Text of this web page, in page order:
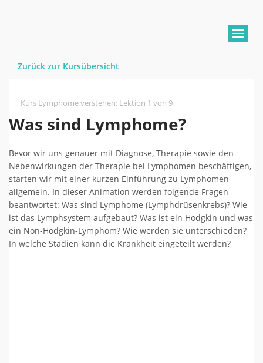
Zurück zur Kursübersicht
Kurs Lymphome verstehen: Lektion 1 von 9
Was sind Lymphome?
Bevor wir uns genauer mit Diagnose, Therapie sowie den
Nebenwirkungen der Therapie bei Lymphomen beschäftigen,
starten wir mit einer kurzen Einführung zu Lymphomen
allgemein. In dieser Animation werden folgende Fragen
beantwortet: Was sind Lymphome (Lymphdrüsenkrebs)? Wie
ist das Lymphsystem aufgebaut? Was ist ein Hodgkin und was
ein Non-Hodgkin-Lymphom? Wie werden sie unterschieden?
In welche Stadien kann die Krankheit eingeteilt werden?